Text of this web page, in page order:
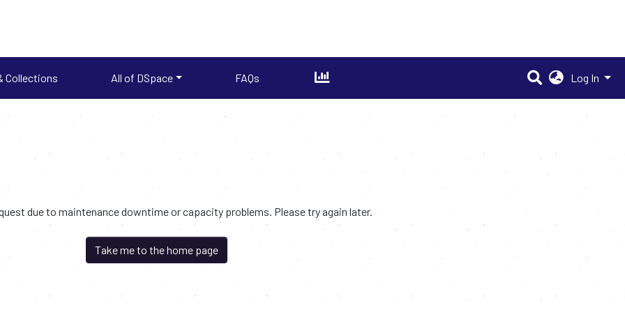
Collections All of DSpace FAQs Log In
due to maintenance downtime or capacity problems. Please try again later.
Take me to the home page